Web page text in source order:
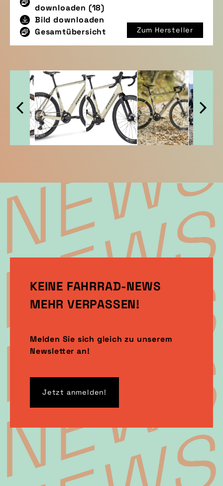
downloaden (18)
Bild downloaden
Gesamtübersicht
Zum Hersteller
KEINE FAHRRAD-NEWS
MEHR VERPASSEN!
Melden Sie sich gleich zu unserem
Newsletter an!
Jetzt anmelden!